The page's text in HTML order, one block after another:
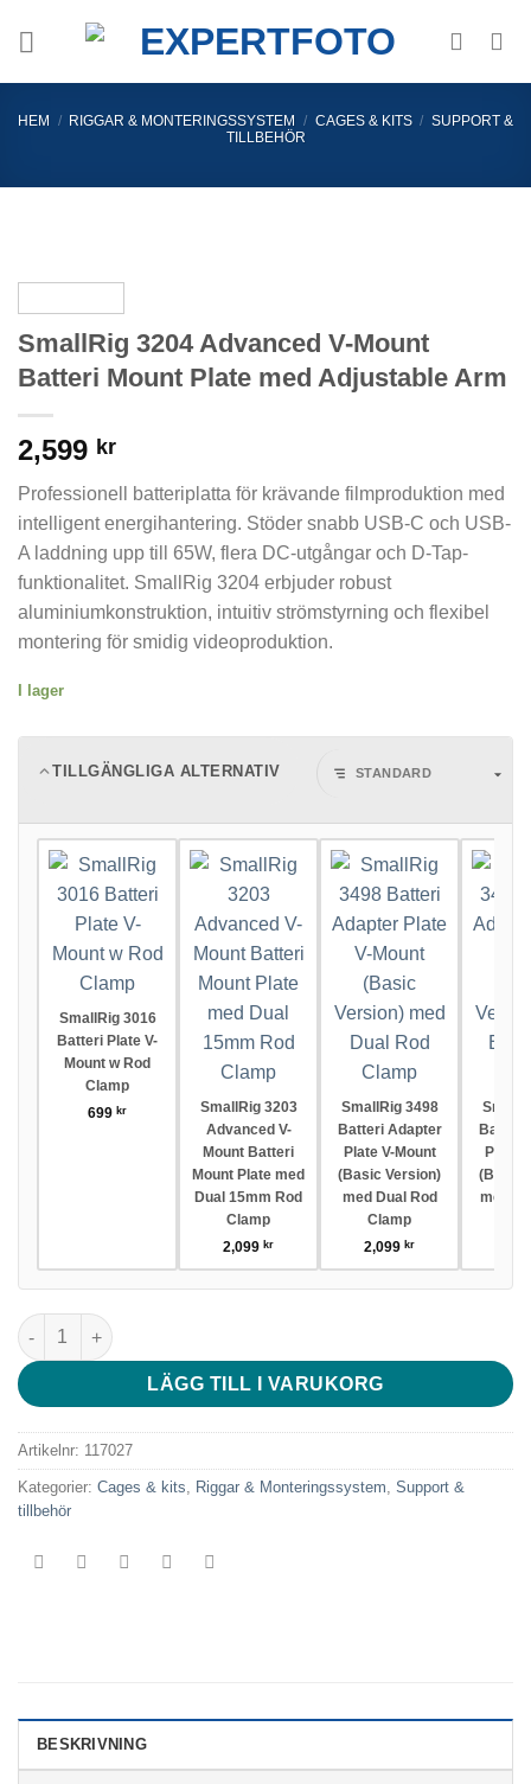
HEM / RIGGAR & MONTERINGSSYSTEM / CAGES & KITS / SUPPORT &
TILLBEHÖR
SmallRig 3204 Advanced V-Mount
Batteri Mount Plate med Adjustable Arm
2,599 kr
Professionell batteriplatta för krävande filmproduktion med
intelligent energihantering. Stöder snabb USB-C och USB-
A laddning upp till 65W, flera DC-utgångar och D-Tap-
funktionalitet. SmallRig 3204 erbjuder robust
aluminiumkonstruktion, intuitiv strömstyrning och flexibel
montering för smidig videoproduktion.
I lager
TILLGÄNGLIGA ALTERNATIV
SmallRig 3016
Batteri Plate V-
Mount w Rod
Clamp
699 kr
SmallRig 3203
Advanced V-
Mount Batteri
Mount Plate med
Dual 15mm Rod
Clamp
2,099 kr
SmallRig 3498
Batteri Adapter
Plate V-Mount
(Basic Version)
med Dual Rod
Clamp
2,099 kr
Batteri
Plate
(Basic
med
SmallRig 3204 Advanced V-Mount Batteri Mount Plate med
LÄGG TILL I VARUKORG
Artikelnr: 117027
Kategorier: Cages & kits, Riggar & Monteringssystem, Support &
tillbehör
BESKRIVNING